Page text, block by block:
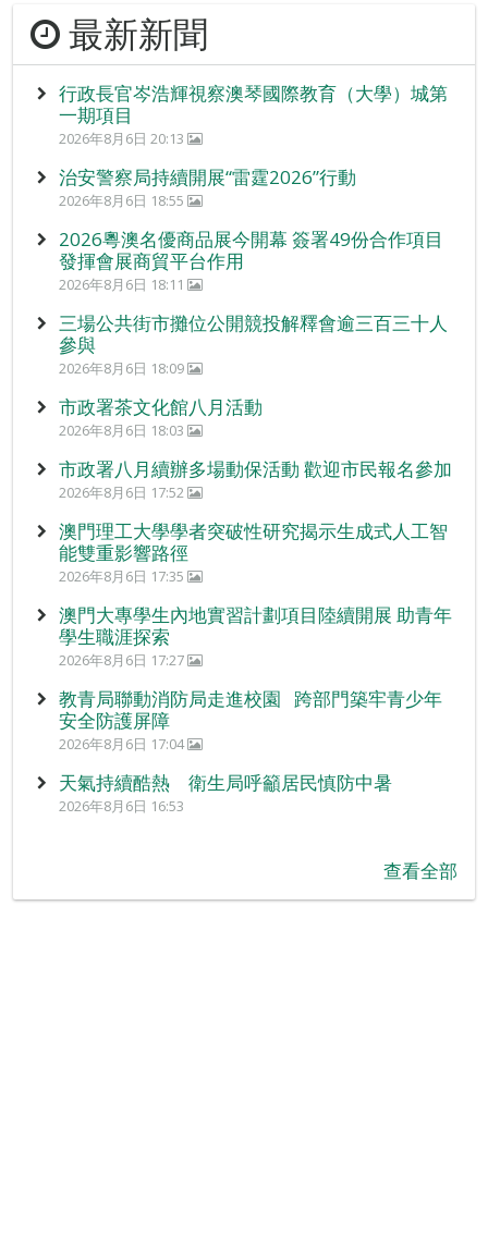
最新新聞
行政長官岑浩輝視察澳琴國際教育（大學）城第
一期項目
2026年8月6日 20:13
治安警察局持續開展“雷霆2026”行動
2026年8月6日 18:55
2026粵澳名優商品展今開幕 簽署49份合作項目
發揮會展商貿平台作用
2026年8月6日 18:11
三場公共街市攤位公開競投解釋會逾三百三十人
參與
2026年8月6日 18:09
市政署茶文化館八月活動
2026年8月6日 18:03
市政署八月續辦多場動保活動 歡迎市民報名參加
2026年8月6日 17:52
澳門理工大學學者突破性研究揭示生成式人工智
能雙重影響路徑
2026年8月6日 17:35
澳門大專學生內地實習計劃項目陸續開展 助青年
學生職涯探索
2026年8月6日 17:27
教青局聯動消防局走進校園 跨部門築牢青少年
安全防護屏障
2026年8月6日 17:04
天氣持續酷熱 衛生局呼籲居民慎防中暑
2026年8月6日 16:53
查看全部